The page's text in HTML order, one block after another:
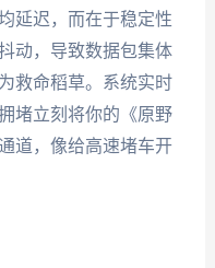
延迟，而在于稳定性
动，导致数据包集体
救命稻草。系统实时
堵立刻将你的《原野
道，像给高速堵车开